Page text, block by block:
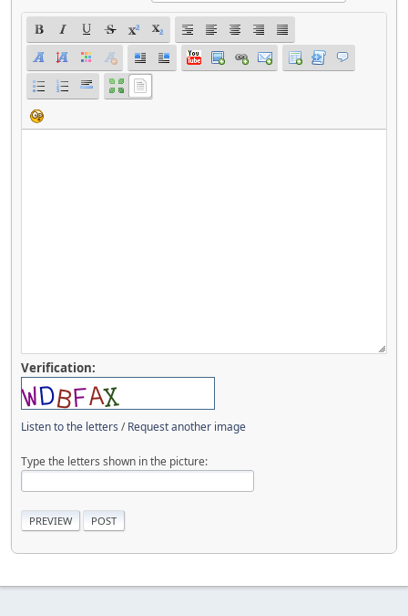
Verification:
Listen to the letters /Request another image
Type the letters shown in the picture: